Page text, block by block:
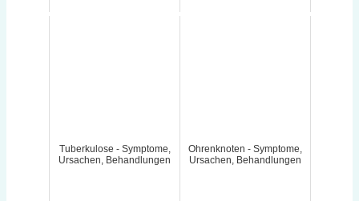
Tuberkulose - Symptome,
Ursachen, Behandlungen
Ohrenknoten - Symptome,
Ursachen, Behandlungen